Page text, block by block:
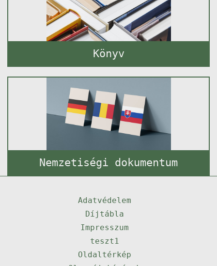
Könyv
Nemzetiségi dokumentum
Adatvédelem
Díjtábla
Impresszum
teszt1
Oldaltérkép